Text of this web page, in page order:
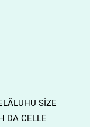
SİZE
DA CELLE